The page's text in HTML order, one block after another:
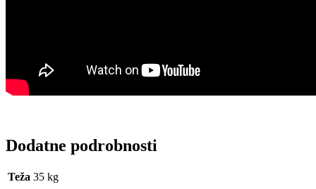
Dodatne podrobnosti
Teža 35 kg